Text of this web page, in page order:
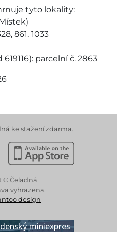
tyto lokality:
861, 1033
parcelní č. 2863
ke stažení zdarma.
PlayStáhnout z Apple App
© Čeladná
vyhrazena.
design